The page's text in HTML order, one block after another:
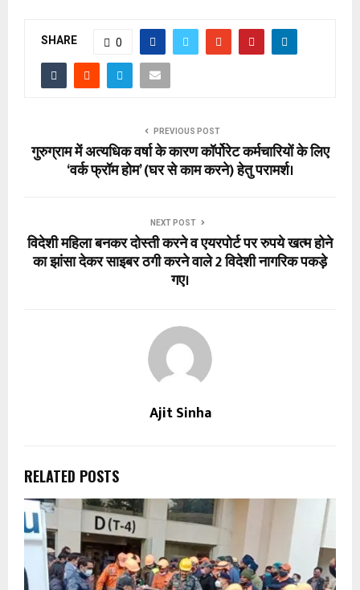
SHARE 0
PREVIOUS POST
गुरुग्राम में अत्यधिक वर्षा के कारण कॉर्पोरेट कर्मचारियों के लिए
‘वर्क फ्रॉम होम’ (घर से काम करने) हेतु परामर्श।
NEXT POST
विदेशी महिला बनकर दोस्ती करने व एयरपोर्ट पर रुपये खत्म होने
का झांसा देकर साइबर ठगी करने वाले 2 विदेशी नागरिक पकड़े
गए।
Ajit Sinha
RELATED POSTS